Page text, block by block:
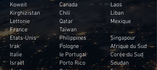
Koweit
Kirghizistan
Lettonie
France
Etats-Unis
Irak
Italie
Israël
Canada
Chili
Qatar
Taïwan
Philippines
Pologne
le Portugal
Porto Rico
Laos
Liban
Mexique
Singapour
Afrique du Sud
Corée du Sud
Soudan